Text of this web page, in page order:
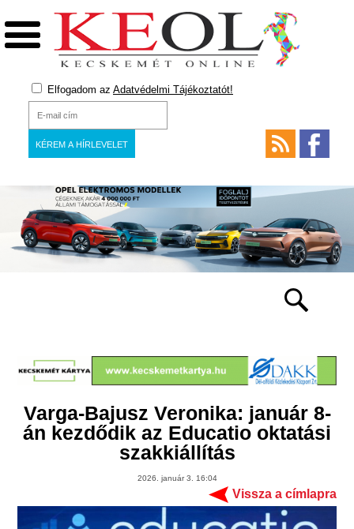
Elfogadom az Adatvédelmi Tájékoztatót!
Varga-Bajusz Veronika: január 8-
án kezdődik az Educatio oktatási
szakkiállítás
2026. január 3. 16:04
Vissza a címlapra